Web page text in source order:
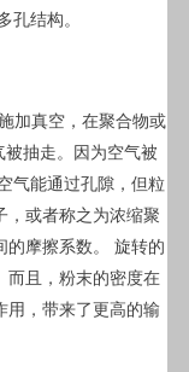
孔结构。
加真空，在聚合物或
抽走。因为空气被
气能通过孔隙，但粒
，或者称之为浓缩聚
的摩擦系数。 旋转的
而且，粉末的密度在
用，带来了更高的输